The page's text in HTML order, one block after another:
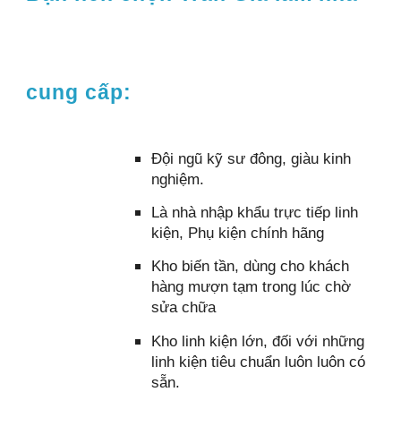
cung cấp:
Đội ngũ kỹ sư đông, giàu kinh
nghiệm.
Là nhà nhập khẩu trực tiếp linh
kiện, Phụ kiện chính hãng
Kho biến tần, dùng cho khách
hàng mượn tạm trong lúc chờ
sửa chữa
Kho linh kiện lớn, đối với những
linh kiện tiêu chuẩn luôn luôn có
sẵn.